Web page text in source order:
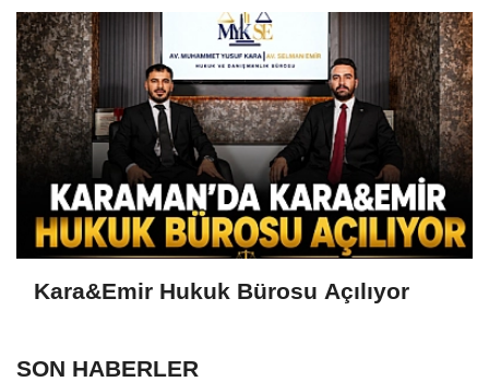
Kara&Emir Hukuk Bürosu Açılıyor
SON HABERLER